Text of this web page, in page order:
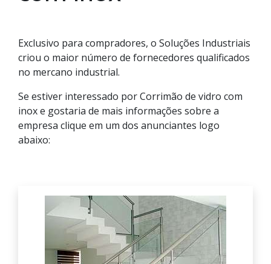
Exclusivo para compradores, o Soluções Industriais
criou o maior número de fornecedores qualificados
no mercano industrial.
Se estiver interessado por Corrimão de vidro com
inox e gostaria de mais informações sobre a
empresa clique em um dos anunciantes logo
abaixo: